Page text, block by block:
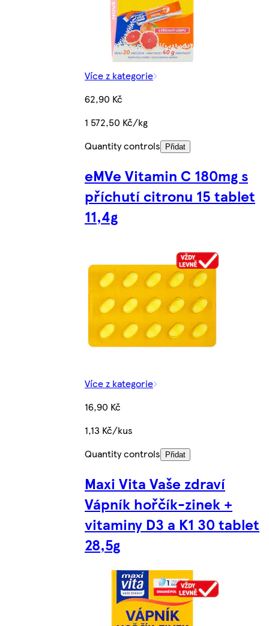
Více z kategorie
62,90 Kč
1 572,50 Kč/kg
Quantity controls
Přidat
eMVe Vitamin C 180mg s
příchutí citronu 15 tablet
11,4g
Více z kategorie
16,90 Kč
1,13 Kč/kus
Quantity controls
Přidat
Maxi Vita Vaše zdraví
Vápník hořčík-zinek +
vitaminy D3 a K1 30 tablet
28,5g